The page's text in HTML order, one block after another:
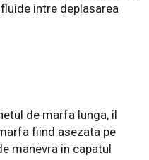
intre deplasarea
de marfa lunga, il
fiind asezata pe
manevra in capatul